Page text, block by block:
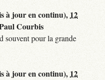
à jour en continu), 12
Courbis
souvent pour la grande
à jour en continu), 12